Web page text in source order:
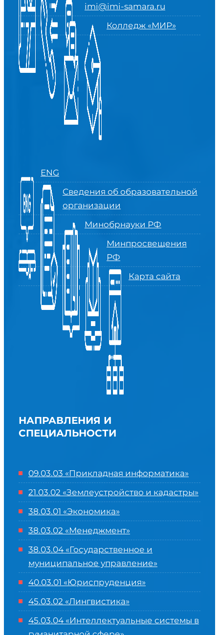
imi@imi-samara.ru
Колледж «МИР»
ENG
Сведения об образовательной
организации
Минобрнауки РФ
Минпросвещения
РФ
Карта сайта
НАПРАВЛЕНИЯ И
СПЕЦИАЛЬНОСТИ
09.03.03 «Прикладная информатика»
21.03.02 «Землеустройство и кадастры»
38.03.01 «Экономика»
38.03.02 «Менеджмент»
38.03.04 «Государственное и
муниципальное управление»
40.03.01 «Юриспруденция»
45.03.02 «Лингвистика»
45.03.04 «Интеллектуальные системы в